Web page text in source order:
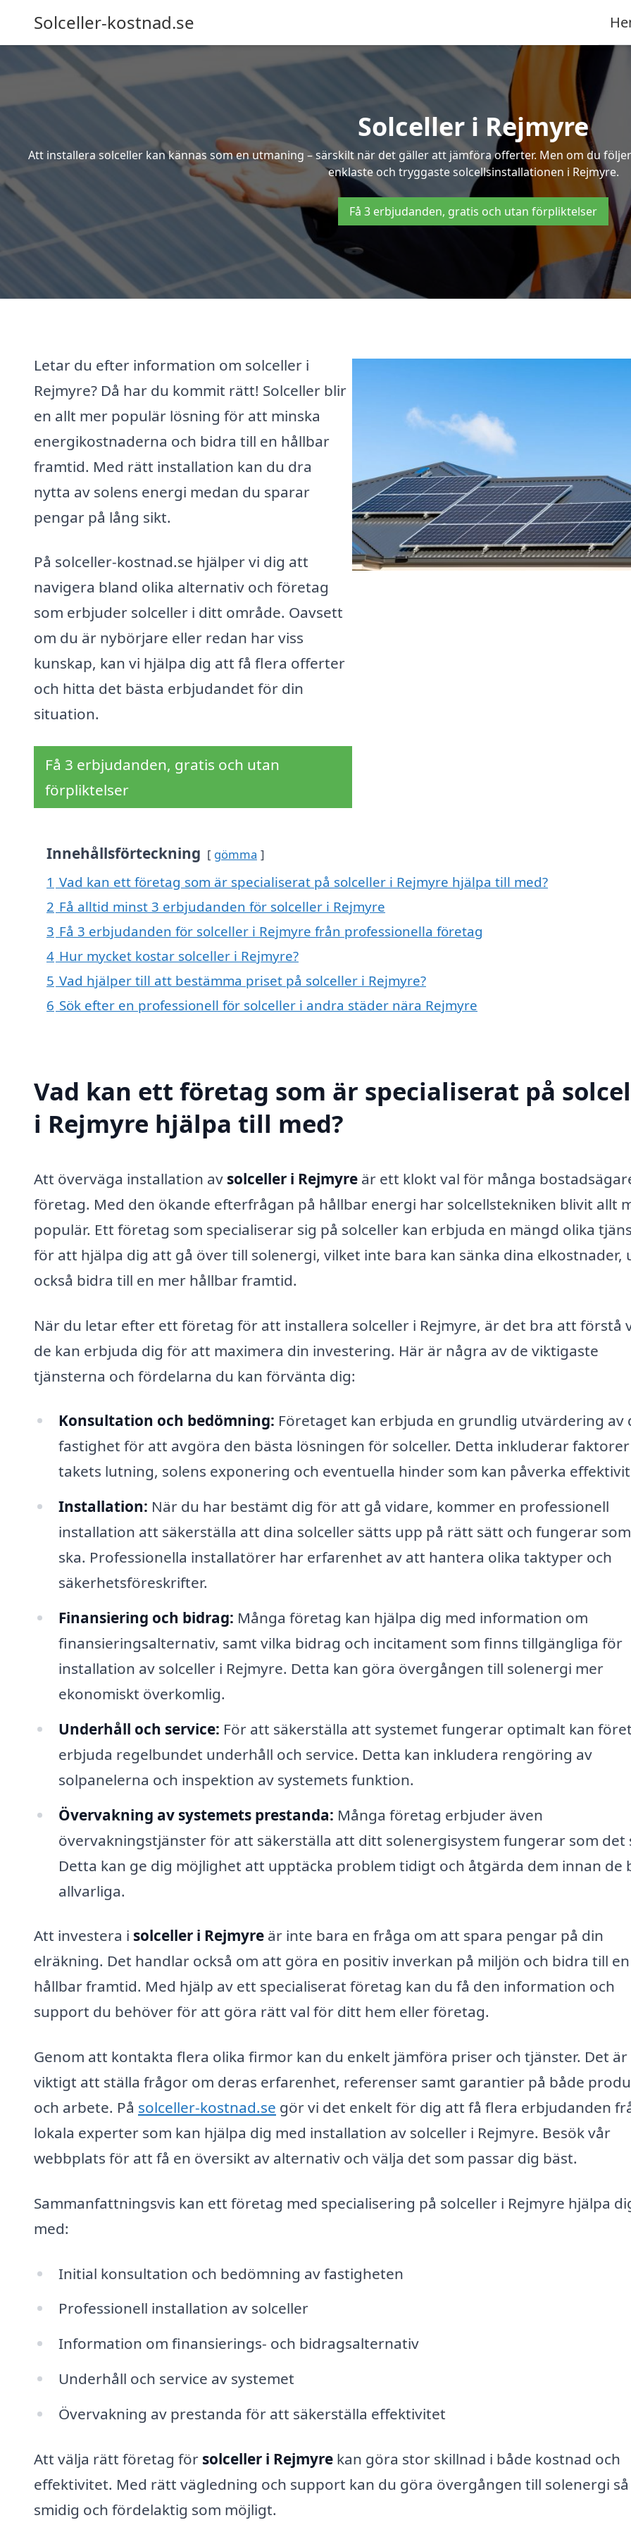
Solceller-kostnad.se
Solceller i Rejmyre
Att installera solceller kan kännas som en utmaning – särskilt när det gäller att jämföra offerter. Men om du
enklaste och tryggaste solcellsinstallationen i Rejmyre.
Få 3 erbjudanden, gratis och utan förpliktelser
Letar du efter information om solceller i
Rejmyre? Då har du kommit rätt! Solceller blir
en allt mer populär lösning för att minska
energikostnaderna och bidra till en hållbar
framtid. Med rätt installation kan du dra
nytta av solens energi medan du sparar
pengar på lång sikt.
På solceller-kostnad.se hjälper vi dig att
navigera bland olika alternativ och företag
som erbjuder solceller i ditt område. Oavsett
om du är nybörjare eller redan har viss
kunskap, kan vi hjälpa dig att få flera offerter
och hitta det bästa erbjudandet för din
situation.
Få 3 erbjudanden, gratis och utan
förpliktelser
Innehållsförteckning gömma
1 Vad kan ett företag som är specialiserat på solceller i Rejmyre hjälpa till med?
2 Få alltid minst 3 erbjudanden för solceller i Rejmyre
3 Få 3 erbjudanden för solceller i Rejmyre från professionella företag
4 Hur mycket kostar solceller i Rejmyre?
5 Vad hjälper till att bestämma priset på solceller i Rejmyre?
6 Sök efter en professionell för solceller i andra städer nära Rejmyre
Vad kan ett företag som är specialiserat på
i Rejmyre hjälpa till med?
Att överväga installation av solceller i Rejmyre är ett klokt val för många
företag. Med den ökande efterfrågan på hållbar energi har solcellstekniken blivit allt
populär. Ett företag som specialiserar sig på solceller kan erbjuda en mängd olika
för att hjälpa dig att gå över till solenergi, vilket inte bara kan sänka dina elkostnader,
också bidra till en mer hållbar framtid.
När du letar efter ett företag för att installera solceller i Rejmyre, är det bra att förstå
de kan erbjuda dig för att maximera din investering. Här är några av de viktigaste
tjänsterna och fördelarna du kan förvänta dig:
Konsultation och bedömning: Företaget kan erbjuda en grundlig utvärdering av
fastighet för att avgöra den bästa lösningen för solceller. Detta inkluderar
takets lutning, solens exponering och eventuella hinder som kan påverka
Installation: När du har bestämt dig för att gå vidare, kommer en professionell
installation att säkerställa att dina solceller sätts upp på rätt sätt och fungerar
ska. Professionella installatörer har erfarenhet av att hantera olika taktyper och
säkerhetsföreskrifter.
Finansiering och bidrag: Många företag kan hjälpa dig med information om
finansieringsalternativ, samt vilka bidrag och incitament som finns tillgängliga för
installation av solceller i Rejmyre. Detta kan göra övergången till solenergi mer
ekonomiskt överkomlig.
Underhåll och service: För att säkerställa att systemet fungerar optimalt kan
erbjuda regelbundet underhåll och service. Detta kan inkludera rengöring av
solpanelerna och inspektion av systemets funktion.
Övervakning av systemets prestanda: Många företag erbjuder även
övervakningstjänster för att säkerställa att ditt solenergisystem fungerar som det
Detta kan ge dig möjlighet att upptäcka problem tidigt och åtgärda dem innan de
allvarliga.
Att investera i solceller i Rejmyre är inte bara en fråga om att spara pengar på din
elräkning. Det handlar också om att göra en positiv inverkan på miljön och bidra till
hållbar framtid. Med hjälp av ett specialiserat företag kan du få den information och
support du behöver för att göra rätt val för ditt hem eller företag.
Genom att kontakta flera olika firmor kan du enkelt jämföra priser och tjänster. Det är
viktigt att ställa frågor om deras erfarenhet, referenser samt garantier på både
och arbete. På solceller-kostnad.se gör vi det enkelt för dig att få flera erbjudanden
lokala experter som kan hjälpa dig med installation av solceller i Rejmyre. Besök vår
webbplats för att få en översikt av alternativ och välja det som passar dig bäst.
Sammanfattningsvis kan ett företag med specialisering på solceller i Rejmyre hjälpa
med:
Initial konsultation och bedömning av fastigheten
Professionell installation av solceller
Information om finansierings- och bidragsalternativ
Underhåll och service av systemet
Övervakning av prestanda för att säkerställa effektivitet
Att välja rätt företag för solceller i Rejmyre kan göra stor skillnad i både kostnad och
effektivitet. Med rätt vägledning och support kan du göra övergången till solenergi så
smidig och fördelaktig som möjligt.